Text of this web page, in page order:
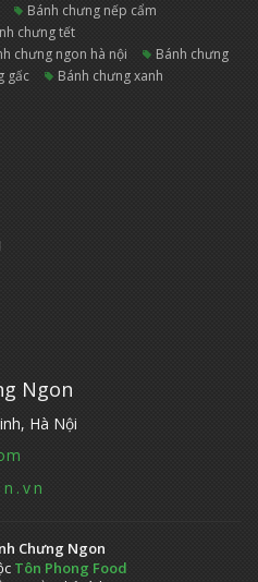
bánh chưng nếp cẩm
chưng tết
chưng ngon hà nội
bánh chưng
gấc
bánh chưng xanh
Ngon
Hà Nội
Chưng Ngon
Tôn Phong Food